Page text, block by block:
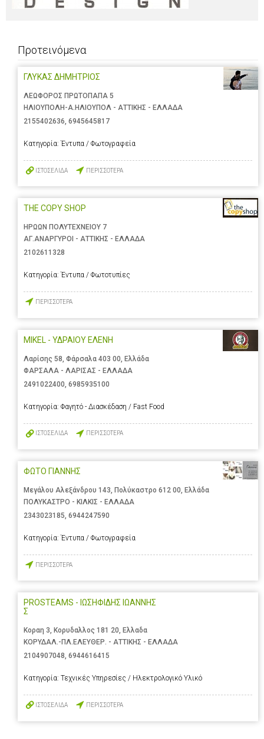
Προτεινόμενα
ΓΛΥΚΑΣ ΔΗΜΗΤΡΙΟΣ
ΛΕΩΦΟΡΟΣ ΠΡΩΤΟΠΑΠΑ 5
ΗΛΙΟΥΠΟΛΗ-Α.ΗΛΙΟΥΠΟΛ - ΑΤΤΙΚΗΣ - ΕΛΛΑΔΑ
2155402636, 6945645817
Κατηγορία: Έντυπα / Φωτογραφεία
ΙΣΤΟΣΕΛΙΔΑ ΠΕΡΙΣΣΟΤΕΡΑ
THE COPY SHOP
ΗΡΩΩΝ ΠΟΛΥΤΕΧΝΕΙΟΥ 7
ΑΓ.ΑΝΑΡΓΥΡΟΙ - ΑΤΤΙΚΗΣ - ΕΛΛΑΔΑ
2102611328
Κατηγορία: Έντυπα / Φωτοτυπίες
ΠΕΡΙΣΣΟΤΕΡΑ
MIKEL - ΥΔΡΑΙΟΥ ΕΛΕΝΗ
Λαρίσης 58, Φάρσαλα 403 00, Ελλάδα
ΦΑΡΣΑΛΑ - ΛΑΡΙΣΑΣ - ΕΛΛΑΔΑ
2491022400 6985935100
Κατηγορία: Φαγητό - Διασκέδαση / Fast Food
ΙΣΤΟΣΕΛΙΔΑ ΠΕΡΙΣΣΟΤΕΡΑ
ΦΩΤΟ ΓΙΑΝΝΗΣ
Μεγάλου Αλεξάνδρου 143, Πολύκαστρο 612 00, Ελλάδα
ΠΟΛΥΚΑΣΤΡΟ - ΚΙΛΚΙΣ - ΕΛΛΑΔΑ
2343023185, 6944247590
Κατηγορία: Έντυπα / Φωτογραφεία
ΠΕΡΙΣΣΟΤΕΡΑ
PROSTEAMS - ΙΩΣΗΦΙΔΗΣ ΙΩΑΝΝΗΣ
Σ
Κοραη 3, Κορυδαλλος 181 20, Ελλαδα
ΚΟΡΥΔΑΛ.-ΠΛ.ΕΛΕΥΘΕΡ. - ΑΤΤΙΚΗΣ - ΕΛΛΑΔΑ
2104907048, 6944616415
Κατηγορία: Τεχνικές Υπηρεσίες / Ηλεκτρολογικό Υλικό
ΙΣΤΟΣΕΛΙΔΑ ΠΕΡΙΣΣΟΤΕΡΑ